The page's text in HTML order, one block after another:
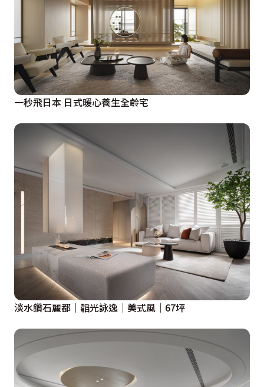
一秒飛日本 日式暖心養生全齡宅
淡水鑽石麗都｜韜光詠逸｜美式風｜67坪